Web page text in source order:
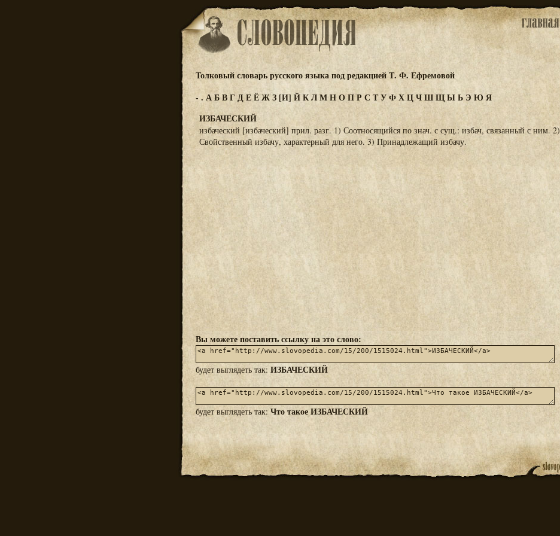
Толковый словарь русского языка под редакцией Т. Ф. Ефремовой
-. АБВГДЕЁЖЗ [И] ЙКЛМНОПР С ТУФХЦЧШЩЫЬ Э Ю Я
ИЗБАЧЕСКИЙ
избаческий [избаческий] прил. разг. 1) Соотносящийся по знач. с сущ.: избач, связанный с ним. 2)
Свойственный избачу, характерный для него. 3) Принадлежащий избачу.
Вы можете поставить ссылку на это слово:
будет выглядеть так: ИЗБАЧЕСКИЙ
будет выглядеть так:Что такое ИЗБАЧЕСКИЙ